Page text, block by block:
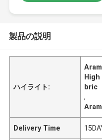
製品の説明
ハイライト:
bric
,
Delivery Time